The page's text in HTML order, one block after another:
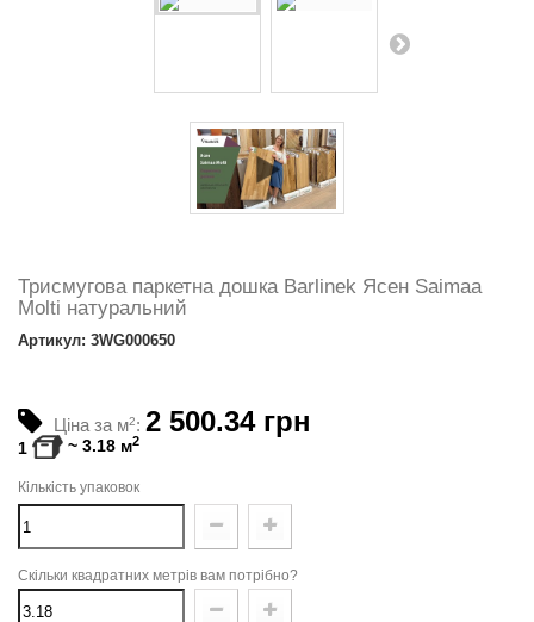
Триcмугова паркетна дошка Barlinek Ясен Saimaa
Molti натуральний
Артикул: 3WG000650
Ціна за м2: 2 500.34 грн
1 ~ 3.18 м2
Кількість упаковок
Скільки квадратних метрів вам потрібно?